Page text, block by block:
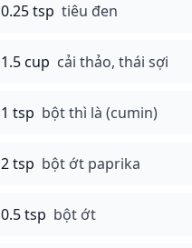
0.25 tsp tiêu đen
1.5 cup cải thảo, thái sợi
1 tsp bột thì là (cumin)
2 tsp bột ớt paprika
0.5 tsp bột ớt